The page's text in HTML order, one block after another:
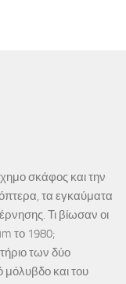
σκάφος και την
τα εγκαύματα
Τι βίωσαν οι
το 1980;
των δύο
και του